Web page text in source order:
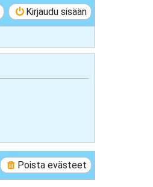
Kirjaudu sisään
Poista evästeet